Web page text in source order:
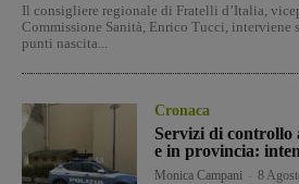
Il consigliere regionale di Fratelli d’Italia,
Commissione Sanità, Enrico Tucci, interviene
punti nascita...
Cronaca
Servizi di controllo
e in provincia:
Monica Campani 8